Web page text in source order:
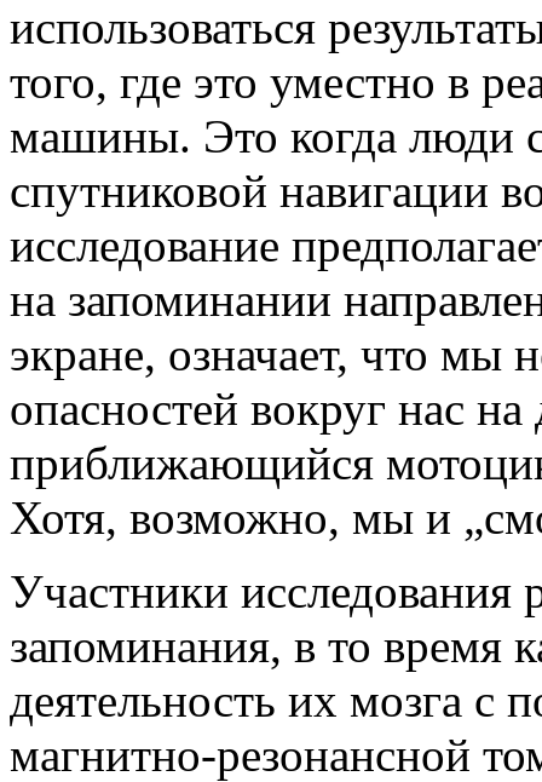
использоваться
того, где это уместно в
машины. Это когда люди
спутниковой навигации
исследование
на запоминании
экране, означает, что мы
опасностей вокруг нас
приближающийся
Хотя, возможно, мы и
Участники исследования
запоминания, в то время
деятельность их мозга
магнитно-резонансной